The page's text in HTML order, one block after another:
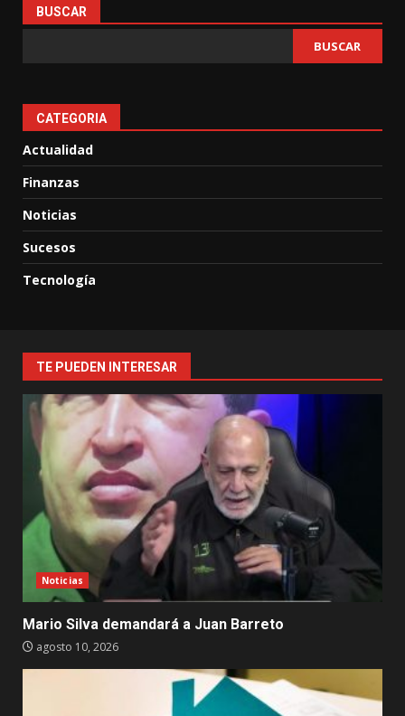
BUSCAR
BUSCAR
CATEGORIA
Actualidad
Finanzas
Noticias
Sucesos
Tecnología
TE PUEDEN INTERESAR
Noticias
Mario Silva demandará a Juan Barreto
agosto 10, 2026